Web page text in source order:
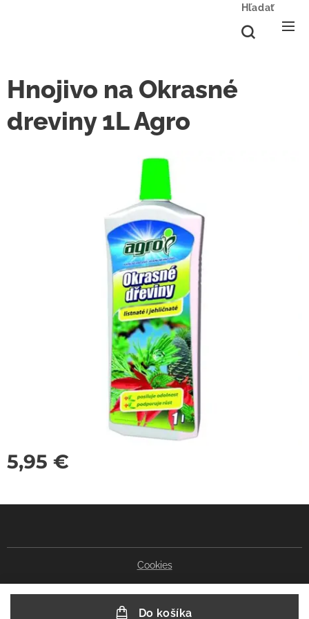
Hľadať
Hnojivo na Okrasné
dreviny 1L Agro
5,95 €
Do košíka
Cookies